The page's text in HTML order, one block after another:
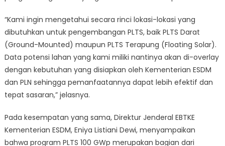
“Kami ingin mengetahui secara rinci lokasi-lokasi yang
dibutuhkan untuk pengembangan PLTS, baik PLTS Darat
(Ground-Mounted) maupun PLTS Terapung (Floating Solar).
Data potensi lahan yang kami miliki nantinya akan di-overlay
dengan kebutuhan yang disiapkan oleh Kementerian ESDM
dan PLN sehingga pemanfaatannya dapat lebih efektif dan
tepat sasaran,” jelasnya.
Pada kesempatan yang sama, Direktur Jenderal EBTKE
Kementerian ESDM, Eniya Listiani Dewi, menyampaikan
bahwa program PLTS 100 GWp merupakan bagian dari